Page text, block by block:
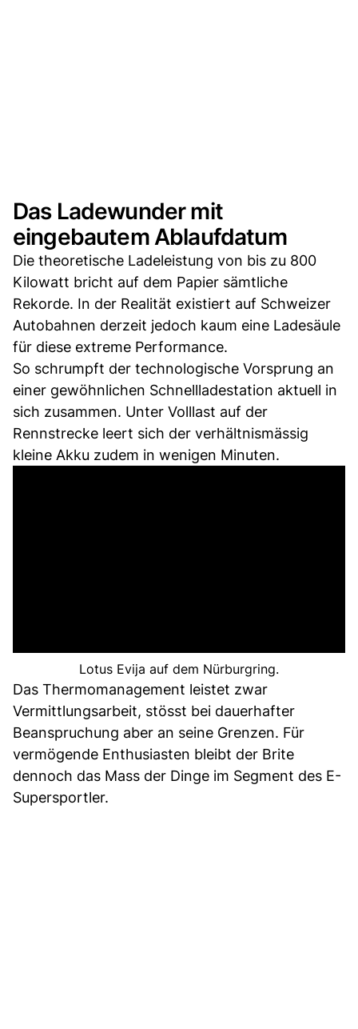
Das Ladewunder mit
eingebautem Ablaufdatum
Die theoretische Ladeleistung von bis zu 800
Kilowatt bricht auf dem Papier sämtliche
Rekorde. In der Realität existiert auf Schweizer
Autobahnen derzeit jedoch kaum eine Ladesäule
für diese extreme Performance.
So schrumpft der technologische Vorsprung an
einer gewöhnlichen Schnellladestation aktuell in
sich zusammen. Unter Volllast auf der
Rennstrecke leert sich der verhältnismässig
kleine Akku zudem in wenigen Minuten.
Lotus Evija auf dem Nürburgring.
Das Thermomanagement leistet zwar
Vermittlungsarbeit, stösst bei dauerhafter
Beanspruchung aber an seine Grenzen. Für
vermögende Enthusiasten bleibt der Brite
dennoch das Mass der Dinge im Segment des E-
Supersportler.